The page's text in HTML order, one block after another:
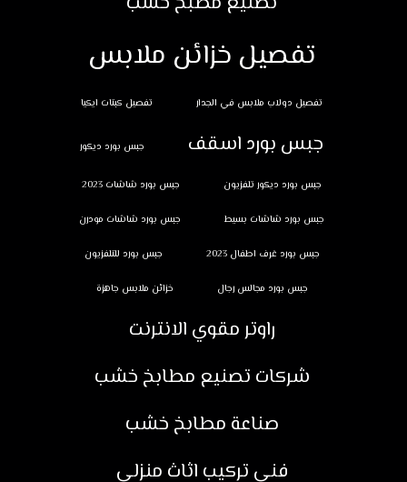
تفصيل خزائن ملابس
تفصيل دولاب ملابس في الجدار تفصيل كبتات ايكيا
جبس بورد اسقف جبس بورد ديكور
جبس بورد ديكور تلفزيون جبس بورد شاشات 2023
جبس بورد شاشات بسيط جبس بورد شاشات مودرن
جبس بورد غرف اطفال 2023 جبس بورد للتلفزيون
جبس بورد مجالس رجال خزائن ملابس جاهزة
راوتر مقوي الانترنت
شركات تصنيع مطابخ خشب
صناعة مطابخ خشب
فني تركيب اثاث منزلي